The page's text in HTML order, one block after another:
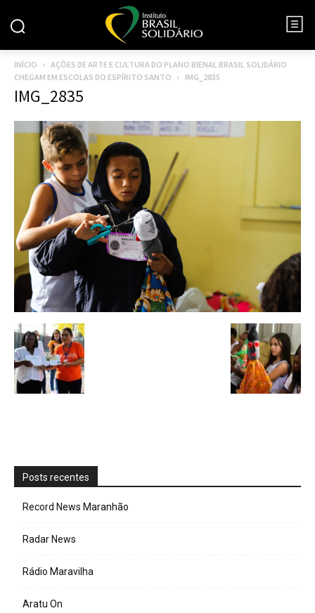
INÍCIO
AÇÕES DE ARTE E CULTURA DO PLANO BIENAL BRASIL SOLIDÁRIO
CHEGAM EM ESCOLAS DO ESPÍRITO SANTO
IMG_2835
IMG_2835
Posts recentes
Record News Maranhão
Radar News
Rádio Maravilha
Aratu On